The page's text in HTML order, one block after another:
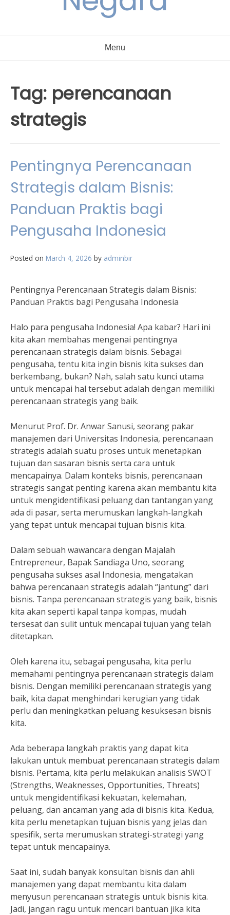
Menu
Tag: perencanaan
strategis
Pentingnya Perencanaan
Strategis dalam Bisnis:
Panduan Praktis bagi
Pengusaha Indonesia
Posted on March 4, 2026 by adminbir
Pentingnya Perencanaan Strategis dalam Bisnis:
Panduan Praktis bagi Pengusaha Indonesia
Halo para pengusaha Indonesia! Apa kabar? Hari ini
kita akan membahas mengenai pentingnya
perencanaan strategis dalam bisnis. Sebagai
pengusaha, tentu kita ingin bisnis kita sukses dan
berkembang, bukan? Nah, salah satu kunci utama
untuk mencapai hal tersebut adalah dengan memiliki
perencanaan strategis yang baik.
Menurut Prof. Dr. Anwar Sanusi, seorang pakar
manajemen dari Universitas Indonesia, perencanaan
strategis adalah suatu proses untuk menetapkan
tujuan dan sasaran bisnis serta cara untuk
mencapainya. Dalam konteks bisnis, perencanaan
strategis sangat penting karena akan membantu kita
untuk mengidentifikasi peluang dan tantangan yang
ada di pasar, serta merumuskan langkah-langkah
yang tepat untuk mencapai tujuan bisnis kita.
Dalam sebuah wawancara dengan Majalah
Entrepreneur, Bapak Sandiaga Uno, seorang
pengusaha sukses asal Indonesia, mengatakan
bahwa perencanaan strategis adalah “jantung” dari
bisnis. Tanpa perencanaan strategis yang baik, bisnis
kita akan seperti kapal tanpa kompas, mudah
tersesat dan sulit untuk mencapai tujuan yang telah
ditetapkan.
Oleh karena itu, sebagai pengusaha, kita perlu
memahami pentingnya perencanaan strategis dalam
bisnis. Dengan memiliki perencanaan strategis yang
baik, kita dapat menghindari kerugian yang tidak
perlu dan meningkatkan peluang kesuksesan bisnis
kita.
Ada beberapa langkah praktis yang dapat kita
lakukan untuk membuat perencanaan strategis dalam
bisnis. Pertama, kita perlu melakukan analisis SWOT
(Strengths, Weaknesses, Opportunities, Threats)
untuk mengidentifikasi kekuatan, kelemahan,
peluang, dan ancaman yang ada di bisnis kita. Kedua,
kita perlu menetapkan tujuan bisnis yang jelas dan
spesifik, serta merumuskan strategi-strategi yang
tepat untuk mencapainya.
Saat ini, sudah banyak konsultan bisnis dan ahli
manajemen yang dapat membantu kita dalam
menyusun perencanaan strategis untuk bisnis kita.
Jadi, jangan ragu untuk mencari bantuan jika kita